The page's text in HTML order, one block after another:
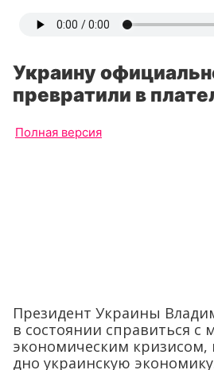
Украину
превратили в
Полная версия
Президент Украины
в состоянии справиться
экономическим кризисом,
дно украинскую